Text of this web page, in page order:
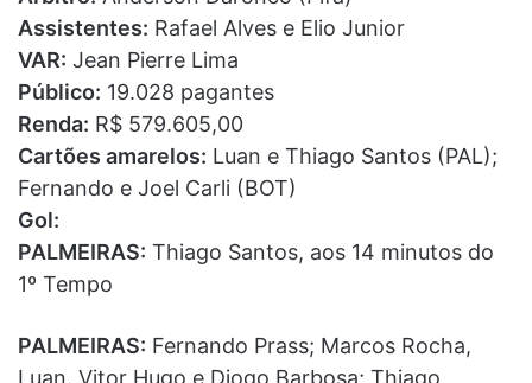
Assistentes: Rafael Alves e Elio Junior
VAR: Jean Pierre Lima
Público: 19.028 pagantes
Renda: R$ 579.605,00
Cartões amarelos: Luan e Thiago Santos (PAL);
Fernando e Joel Carli (BOT)
Gol:
PALMEIRAS: Thiago Santos, aos 14 minutos do
1º Tempo
PALMEIRAS: Fernando Prass; Marcos Rocha,
Luan, Vitor Hugo e Diogo Barbosa; Thiago